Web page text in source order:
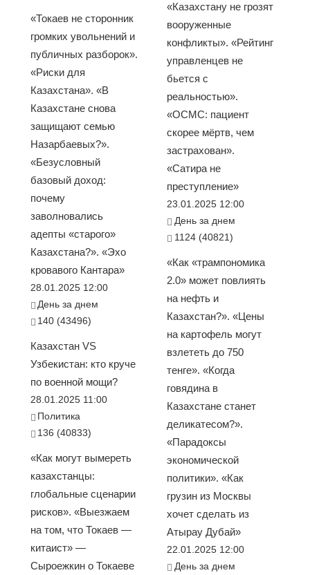
«Токаев не сторонник
громких увольнений и
публичных разборок».
«Риски для
Казахстана». «В
Казахстане снова
защищают семью
Назарбаевых?».
«Безусловный
базовый доход:
почему
заволновались
адепты «старого»
Казахстана?». «Эхо
кровавого Кантара»
28.01.2025 12:00
День за днем
140 (43496)
Казахстан VS
Узбекистан: кто круче
по военной мощи?
28.01.2025 11:00
Политика
136 (40833)
«Как могут вымереть
казахстанцы:
глобальные сценарии
рисков». «Выезжаем
на том, что Токаев —
китаист» —
Сыроежкин о Токаеве
«Казахстану не грозят
вооруженные
конфликты». «Рейтинг
управленцев не
бьется с
реальностью».
«ОСМС: пациент
скорее мёртв, чем
застрахован».
«Сатира не
преступление»
23.01.2025 12:00
День за днем
1124 (40821)
«Как «трампономика
2.0» может повлиять
на нефть и
Казахстан?». «Цены
на картофель могут
взлететь до 750
тенге». «Когда
говядина в
Казахстане станет
деликатесом?».
«Парадоксы
экономической
политики». «Как
грузин из Москвы
хочет сделать из
Атырау Дубай»
22.01.2025 12:00
День за днем